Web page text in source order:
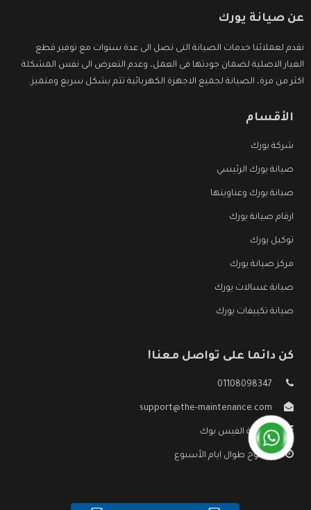
عن صيانة يورك
نقدم لعملائنا خدمات الصيانة التى تصل الى عدة سنوات مع توفير قطع
الغيار الاصلية لضمان جودتها فى العمل، وعدم التعرض الى نفس المشكلة
اكثر من مرة، الصيانة لجميع الاجهزة الكهربائية تتم بشكل سريع ومتميز.
الأقسام
شركة يورك
صيانة يورك الرئيسي
صيانة يورك وعناوينها
ارقام صيانة يورك
توكيل يورك
مركز صيانة يورك
صيانة غسالات يورك
صيانة تكييفات يورك
كن دائما على تواصل معنا!
01108098347
support@the-maintenance.com
صفحة الفيس بوك
مفتوح طوال ايام الأسبوع